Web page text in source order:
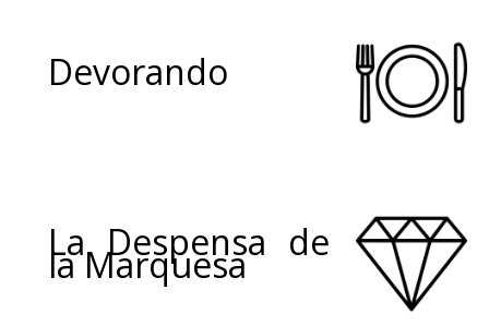
Devorando
La Despensa de
la Marquesa